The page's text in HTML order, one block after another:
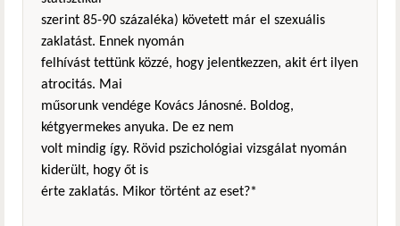
szerint 85-90 százaléka) követett már el szexuális
zaklatást. Ennek nyomán
felhívást tettünk közzé, hogy jelentkezzen, akit ért ilyen
atrocitás. Mai
műsorunk vendége Kovács Jánosné. Boldog,
kétgyermekes anyuka. De ez nem
volt mindig így. Rövid pszichológiai vizsgálat nyomán
kiderült, hogy őt is
érte zaklatás. Mikor történt az eset?*